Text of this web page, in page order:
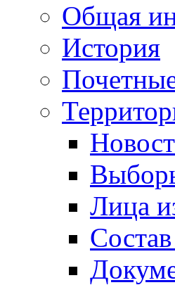
Общая
История
Лица